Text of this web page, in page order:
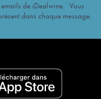
de iDealwine. Vous
dans chaque message.